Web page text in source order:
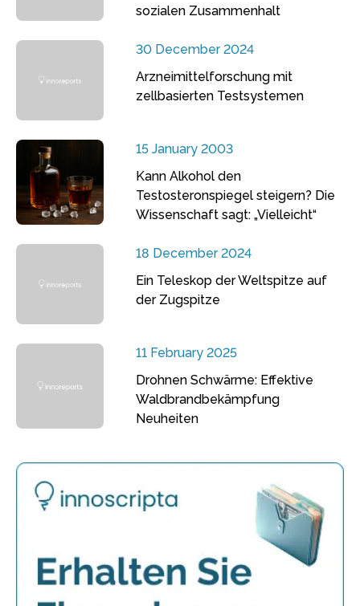
sozialen Zusammenhalt
30 December 2024
Arzneimittelforschung mit
zellbasierten Testsystemen
15 January 2003
Kann Alkohol den
Testosteronspiegel steigern? Die
Wissenschaft sagt: „Vielleicht“
18 December 2024
Ein Teleskop der Weltspitze auf
der Zugspitze
11 February 2025
Drohnen Schwärme: Effektive
Waldbrandbekämpfung
Neuheiten